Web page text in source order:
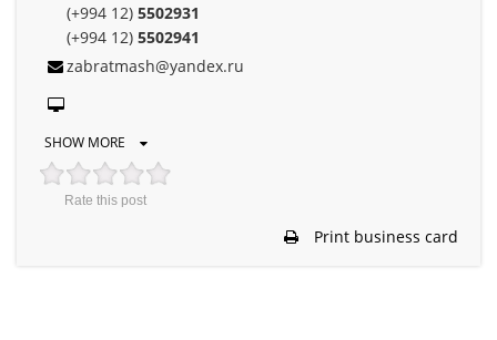
(+994 12) 5502931
(+994 12) 5502941
zabratmash@yandex.ru
SHOW MORE
Rate this post
Print business card